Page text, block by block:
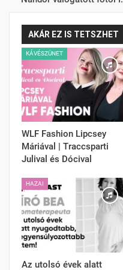
AKÁR EZ IS TETSZHET
KÁVÉSZÜNET
WLF Fashion Lipcsey
Máriával | Traccsparti
Julival és Dócival
HAZAI
Az utolsó évek alatt